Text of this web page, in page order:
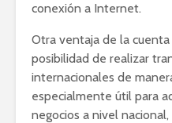
conexión a Internet.
Otra ventaja de la
posibilidad de realizar
internacionales de
especialmente útil para
negocios a nivel